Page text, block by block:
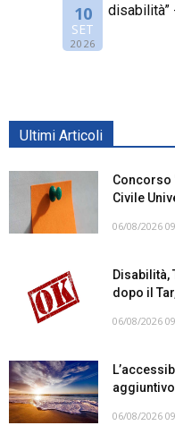
10
SET
2026
disabilità”
Ultimi Articoli
Concorso
Civile
06/08/2026
Disabilità,
dopo il
06/08/2026
06/08/2026